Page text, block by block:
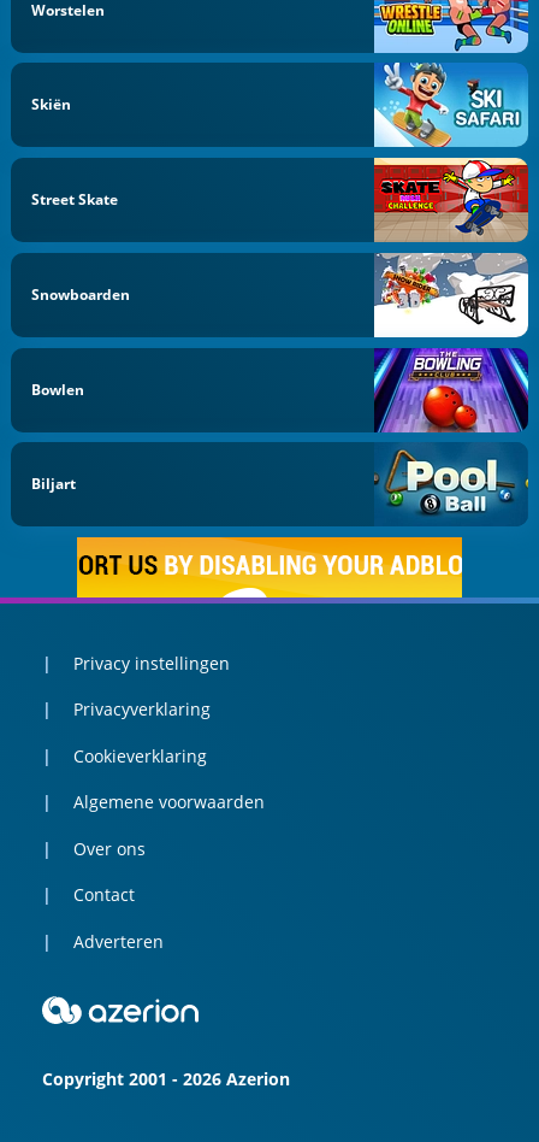
Worstelen
Skiën
Street Skate
Snowboarden
Bowlen
Biljart
Privacy instellingen
Privacyverklaring
Cookieverklaring
Algemene voorwaarden
Over ons
Contact
Adverteren
Copyright 2001 - 2026 Azerion